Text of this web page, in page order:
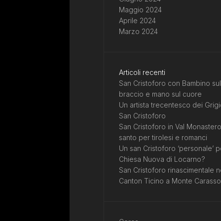
Maggio 2024
Aprile 2024
Marzo 2024
Articoli recenti
San Cristoforo con Bambino sul
braccio e mano sul cuore
Un artista trecentesco dei
San Cristoforo
San Cristoforo in Val
santo per tirolesi e romanci
Un san Cristoforo ‘personale’
Chiesa Nuova di Locarno?
San Cristoforo rinascimentale
Canton Ticino a Monte Carasso